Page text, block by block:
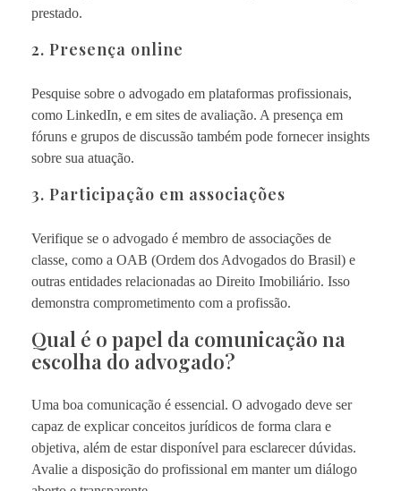
prestado.
2. Presença online
Pesquise sobre o advogado em plataformas profissionais,
como LinkedIn, e em sites de avaliação. A presença em
fóruns e grupos de discussão também pode fornecer insights
sobre sua atuação.
3. Participação em associações
Verifique se o advogado é membro de associações de
classe, como a OAB (Ordem dos Advogados do Brasil) e
outras entidades relacionadas ao Direito Imobiliário. Isso
demonstra comprometimento com a profissão.
Qual é o papel da comunicação na
escolha do advogado?
Uma boa comunicação é essencial. O advogado deve ser
capaz de explicar conceitos jurídicos de forma clara e
objetiva, além de estar disponível para esclarecer dúvidas.
Avalie a disposição do profissional em manter um diálogo